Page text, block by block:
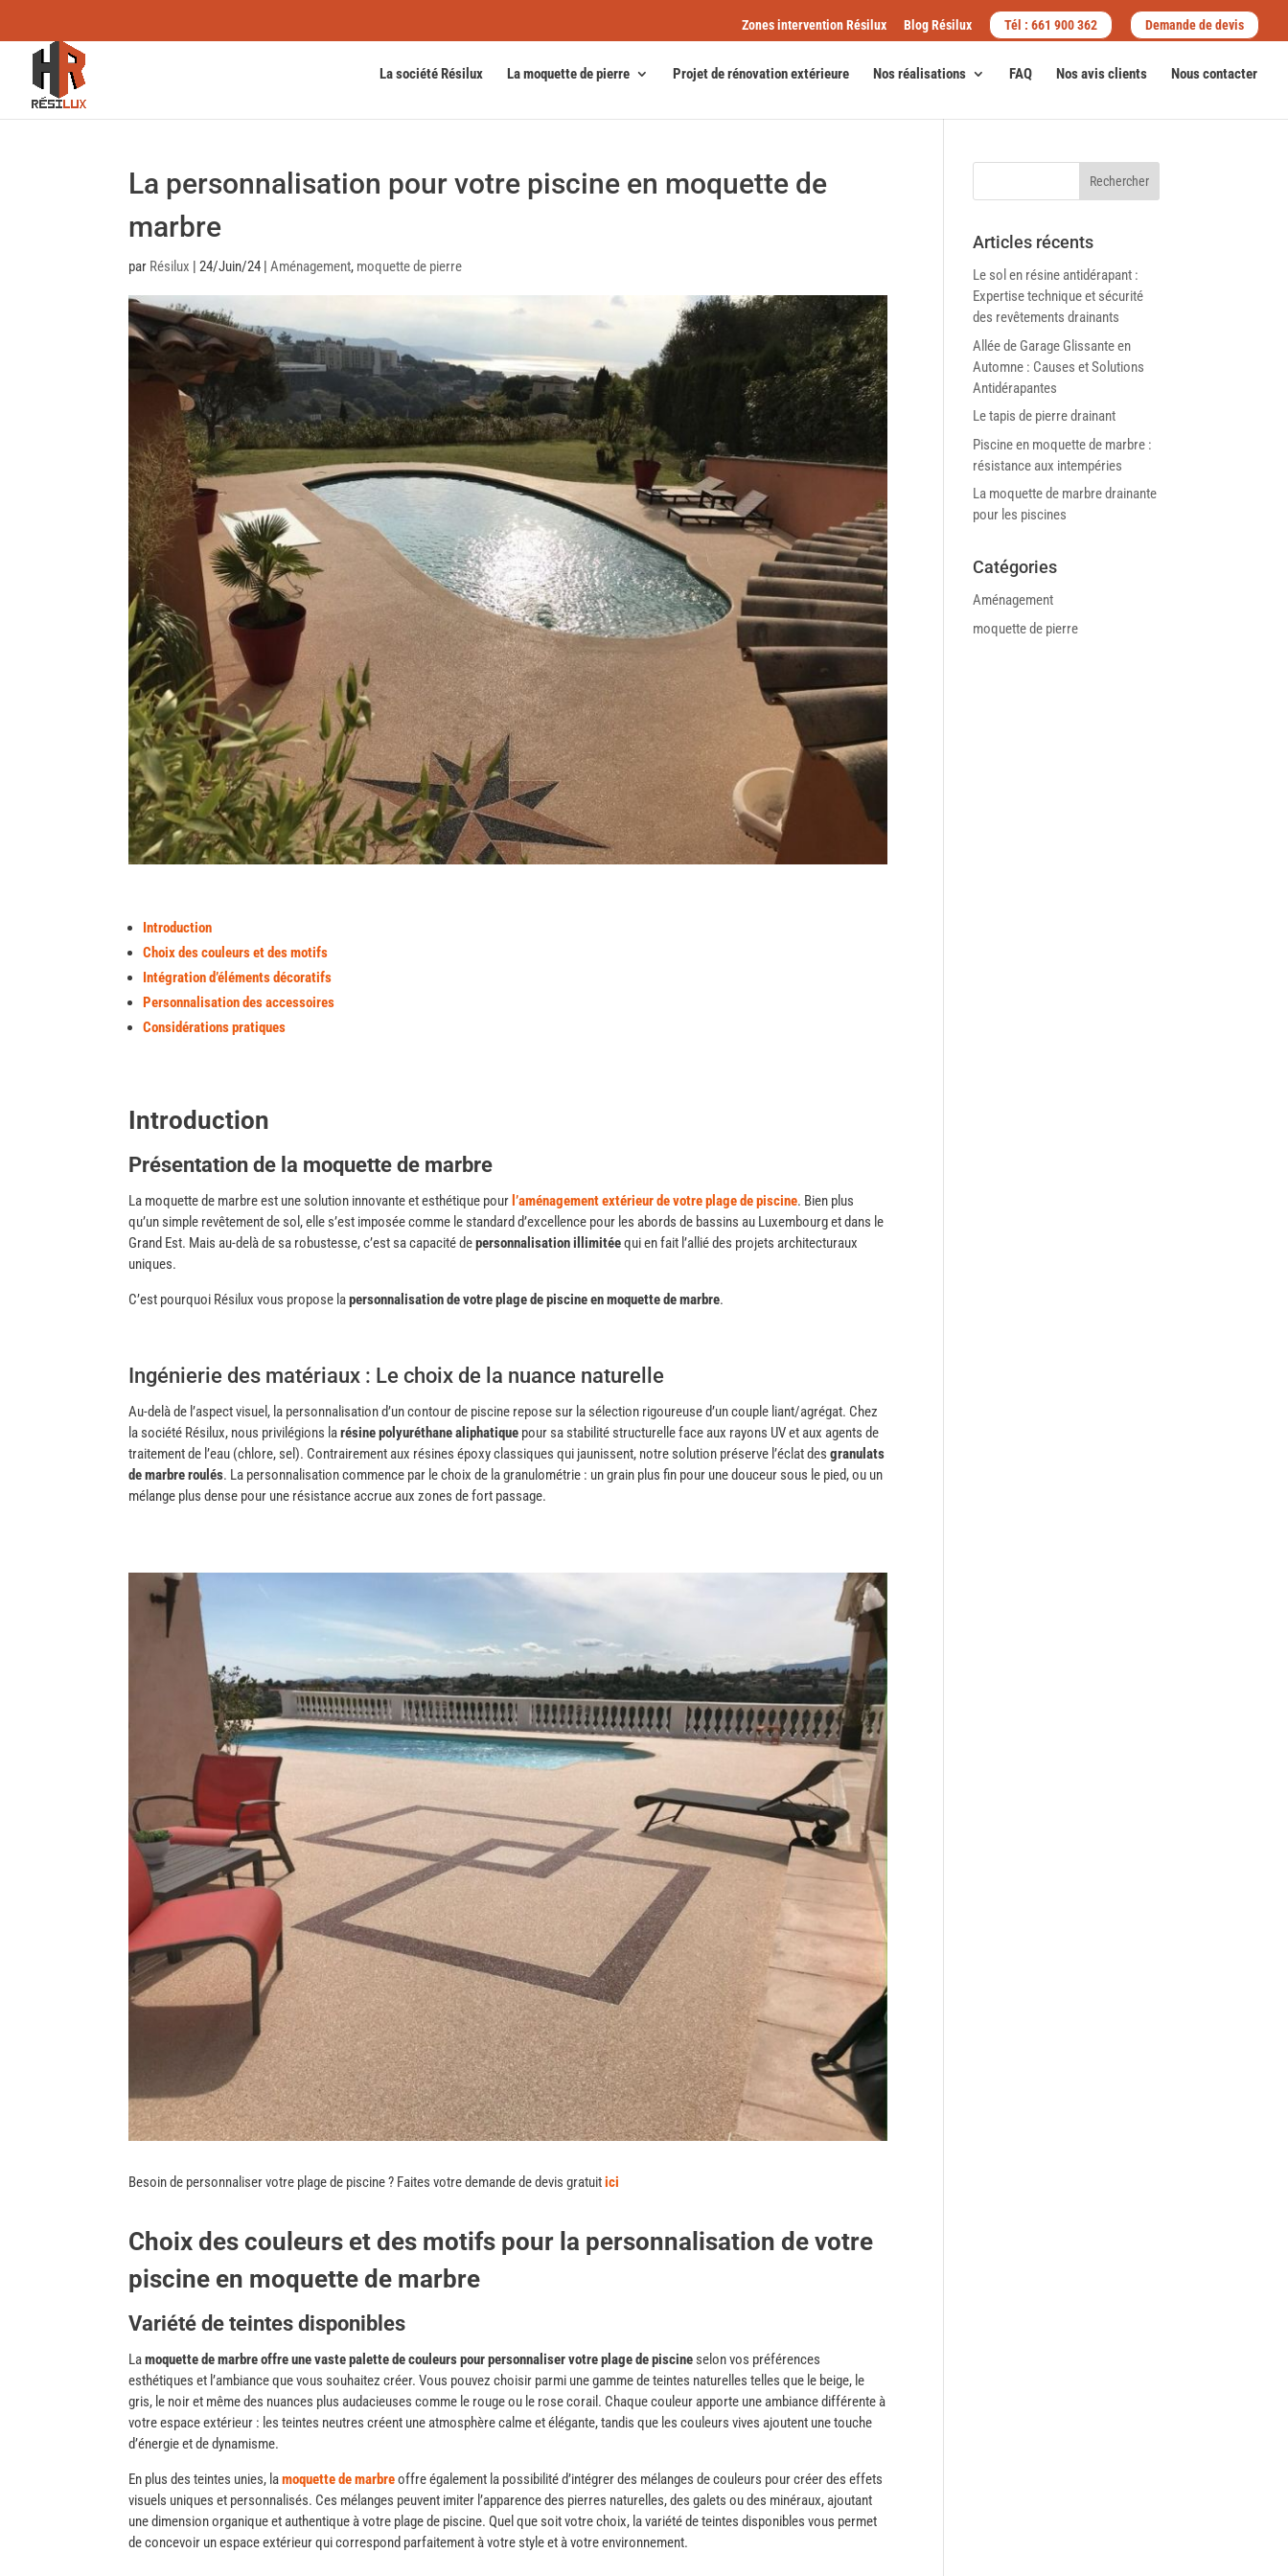
Zones intervention Résilux Blog Résilux Tél : 661 900 362 Demande de devis
La société Résilux La moquette de pierre Projet de rénovation extérieure Nos réalisations FAQ Nos avis clients Nous contacter
La personnalisation pour votre piscine en moquette de
marbre
par Résilux |24/Juin/24 |Aménagement, moquette de pierre
Introduction
Choix des couleurs et des motifs
Intégration d’éléments décoratifs
Personnalisation des accessoires
Considérations pratiques
Introduction
Présentation de la moquette de marbre
La moquette de marbre est une solution innovante et esthétique pour l’aménagement extérieur de votre plage de piscine. Bien plus
qu’un simple revêtement de sol, elle s’est imposée comme le standard d’excellence pour les abords de bassins au Luxembourg et dans le
Grand Est. Mais au-delà de sa robustesse, c’est sa capacité depersonnalisation illimitéequi en fait l’allié des projets architecturaux
uniques.
C’est pourquoi Résilux vous propose lapersonnalisation de votre plage de piscine en moquette de marbre.
Ingénierie des matériaux : Le choix de la nuance naturelle
Au-delà de l’aspect visuel, la personnalisation d’un contour de piscine repose sur la sélection rigoureuse d’un couple liant/agrégat. Chez
la société Résilux, nous privilégions larésine polyuréthane aliphatique pour sa stabilité structurelle face aux rayons UV et aux agents de
traitement de l’eau (chlore, sel). Contrairement aux résines époxy classiques qui jaunissent, notre solution préserve l’éclat desgranulats
de marbre roulés. La personnalisation commence par le choix de la granulométrie : un grain plus fin pour une douceur sous le pied, ou un
mélange plus dense pour une résistance accrue aux zones de fort passage.
Besoinde personnaliservotre plagede piscine? Faites votredemandededevis gratuitici
Choix des couleurs et des motifs pour la personnalisation de votre
piscine en moquette de marbre
Variété de teintes disponibles
Lamoquette de marbre offre une vaste palette de couleurs pour personnaliser votre plage de piscine selon vos préférences
esthétiques et l’ambiance que vous souhaitez créer. Vous pouvez choisir parmi une gamme de teintes naturelles telles que le beige, le
gris, le noir et même des nuances plus audacieuses comme le rouge ou le rose corail. Chaque couleur apporte une ambiance différente à
votre espace extérieur : les teintes neutres créent une atmosphère calme et élégante, tandis que les couleurs vives ajoutent une touche
d’énergie et de dynamisme.
En plus des teintes unies, lamoquette de marbreoffre également la possibilité d’intégrer des mélanges de couleurs pour créer des effets
visuels uniques et personnalisés. Ces mélanges peuvent imiter l’apparence des pierres naturelles, des galets ou des minéraux, ajoutant
une dimension organique et authentique à votre plage de piscine. Quel que soit votre choix, la variété de teintes disponibles vous permet
de concevoir un espace extérieur qui correspond parfaitement à votre style et à votre environnement.
Articles récents
Le sol en résine antidérapant :
Expertise technique et sécurité
des revêtements drainants
Allée de Garage Glissante en
Automne : Causes et Solutions
Antidérapantes
Le tapis de pierre drainant
Piscine en moquette de marbre :
résistance aux intempéries
La moquette de marbre drainante
pour les piscines
Catégories
Aménagement
moquette de pierre